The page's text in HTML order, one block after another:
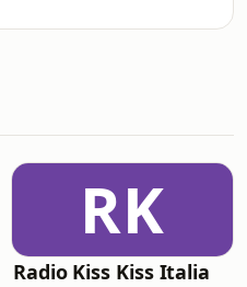
RK
Radio Kiss Kiss Italia